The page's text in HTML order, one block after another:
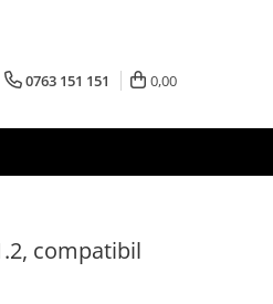
0763 151 151 0,00
compatibil